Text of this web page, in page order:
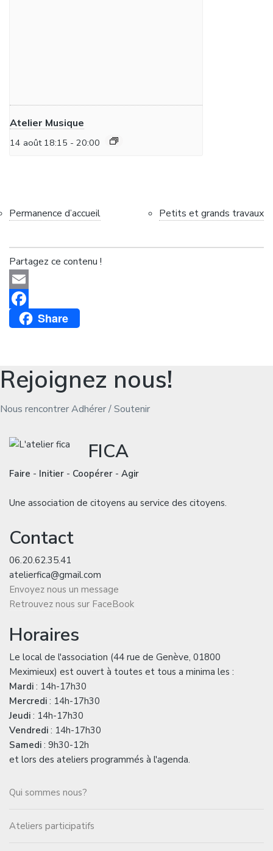
Atelier Musique
14 août 18:15 - 20:00
Permanence d’accueil Petits et grands travaux
Partagez ce contenu !
Email
FacebookShare
Rejoignez nous!
Nous rencontrerAdhérer / Soutenir
FICA
Faire - Initier - Coopérer - Agir
Une association de citoyens au service des citoyens.
Contact
06.20.62.35.41
atelierfica@gmail.com
Envoyez nous un message
Retrouvez nous sur FaceBook
Horaires
Le local de l'association (44 rue de Genève, 01800
Meximieux) est ouvert à toutes et tous a minima les :
Mardi : 14h-17h30
Mercredi : 14h-17h30
Jeudi : 14h-17h30
Vendredi : 14h-17h30
Samedi : 9h30-12h
et lors des ateliers programmés à l'agenda.
Qui sommes nous?
Ateliers participatifs